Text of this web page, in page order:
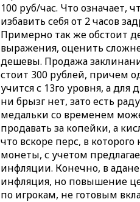
100 руб/час. Что означает,
избавить себя от 2 часов
Примерно так же обстоит
выражения, оценить
дешевы. Продажа
стоит 300 рублей, причем
учится с 13го уровня, а
ни брызг нет, зато есть
медальки со временем
продавать за копейки, а
что вскоре перс, в
монеты, с учетом
инфляции. Конечно, в
инфляция, но повышение
по игрокам, не готовым